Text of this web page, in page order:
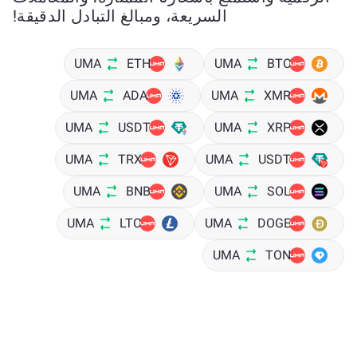
السريعة، ومبالغ التبادل الدقيقة!
BTC
UMA
ETH
UMA
XMR
UMA
ADA
UMA
XRP
UMA
USDT
UMA
USDT
UMA
TRX
UMA
SOL
UMA
BNB
UMA
DOGE
UMA
LTC
UMA
TON
UMA